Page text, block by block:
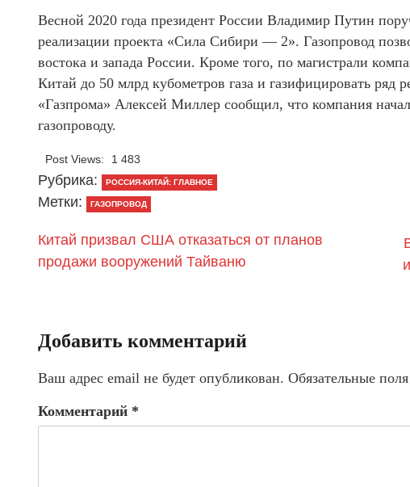
Весной 2020 года президент России Владимир Путин
реализации проекта «Сила Сибири — 2». Газопровод
востока и запада России. Кроме того, по магистрали
Китай до 50 млрд кубометров газа и газифицировать ряд
«Газпрома» Алексей Миллер сообщил, что компания
газопроводу.
Post Views: 1 483
Рубрика: РОССИЯ-КИТАЙ: ГЛАВНОЕ
Метки: ГАЗОПРОВОД
Китай призвал США отказаться от планов
продажи вооружений Тайваню
Добавить комментарий
Ваш адрес email не будет опубликован. Обязательные
Комментарий *